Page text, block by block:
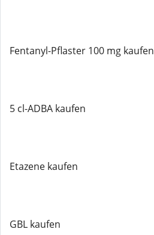
Fentanyl-Pflaster 100 mg kaufen
5 cl-ADBA kaufen
Etazene kaufen
GBL kaufen